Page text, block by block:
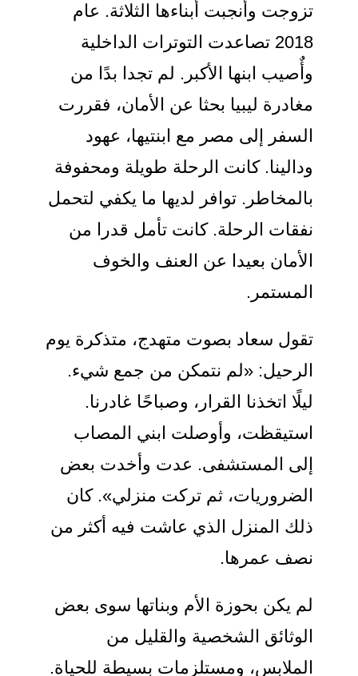
تزوجت وأنجبت أبناءها الثلاثة. عام
2018 تصاعدت التوترات الداخلية
وأٌصيب ابنها الأكبر. لم تجدا بدًا من
مغادرة ليبيا بحثا عن الأمان، فقررت
السفر إلى مصر مع ابنتيها، عهود
ودالينا. كانت الرحلة طويلة ومحفوفة
بالمخاطر. توافر لديها ما يكفي لتحمل
نفقات الرحلة. كانت تأمل قدرا من
الأمان بعيدا عن العنف والخوف
المستمر.
تقول سعاد بصوت متهدج، متذكرة يوم
الرحيل: «لم نتمكن من جمع شيء.
ليلًا اتخذنا القرار، وصباحًا غادرنا.
استيقظت، وأوصلت ابني المصاب
إلى المستشفى. عدت وأخدت بعض
الضروريات، ثم تركت منزلي». كان
ذلك المنزل الذي عاشت فيه أكثر من
نصف عمرها.
لم يكن بحوزة الأم وبناتها سوى بعض
الوثائق الشخصية والقليل من
الملابس، ومستلزمات بسيطة للحياة.